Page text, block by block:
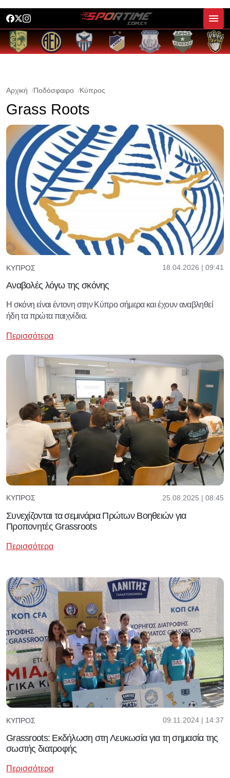
Αρχική Ποδόσφαιρο Κύπρος
Grass Roots
ΚΎΠΡΟΣ 18.04.2026 | 09:41
Αναβολές λόγω της σκόνης
Η σκόνη είναι έντονη στην Κύπρο σήμερα και έχουν αναβληθεί
ήδη τα πρώτα παιχνίδια.
Περισσότερα
ΚΎΠΡΟΣ 25.08.2025 | 08:45
Συνεχίζονται τα σεμινάρια Πρώτων Βοηθειών για
Προπονητές Grassroots
Περισσότερα
ΚΎΠΡΟΣ 09.11.2024 | 14:37
Grassroots: Εκδήλωση στη Λευκωσία για τη σημασία της
σωστής διατροφής
Περισσότερα